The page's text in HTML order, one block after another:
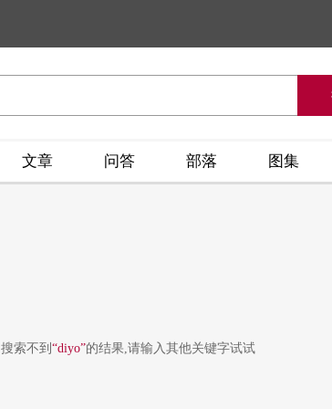
文章 问答 部落 图集
搜索不到 “diyo”的结果,请输入其他关键字试试